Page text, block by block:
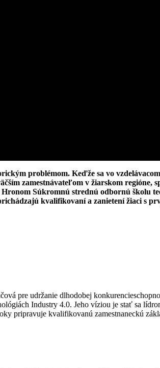
problémom. Keďže sa vo
zamestnávateľom v žiarskom regióne,
Súkromnú strednú odbornú školu
kvalifikovaní a zanietení žiaci s
pre udržanie dlhodobej
Industry 4.0. Jeho víziou je stať sa
pripravuje kvalifikovanú zamestnaneckú